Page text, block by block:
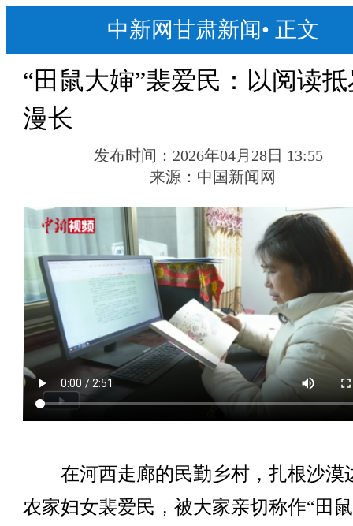
中新网甘肃新闻• 正文
“田鼠大婶”裴爱民：以阅读
漫长
发布时间： 2026年04月28日 13:55
来源： 中国新闻网
在河西走廊的民勤乡村，扎根沙漠
农家妇女裴爱民，被大家亲切称作“田